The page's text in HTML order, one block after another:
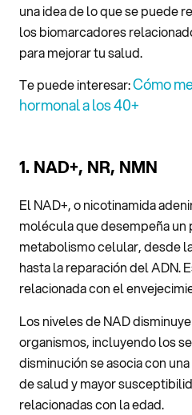
una idea de lo que se puede
los biomarcadores
para mejorar tu salud.
Te puede interesar:Cómo
hormonal a los 40+
1. NAD+, NR, NMN
El NAD+, o nicotinamida
molécula que desempeña
metabolismo celular, desde
hasta la reparación del ADN.
relacionada con el
Los niveles de NAD
organismos, incluyendo los
disminución se asocia con
de salud y mayor
relacionadas con la edad.